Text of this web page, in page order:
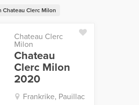
Chateau Clerc Milon
Chateau Clerc
Milon
Chateau
Clerc Milon
2020
Frankrike, Pauillac